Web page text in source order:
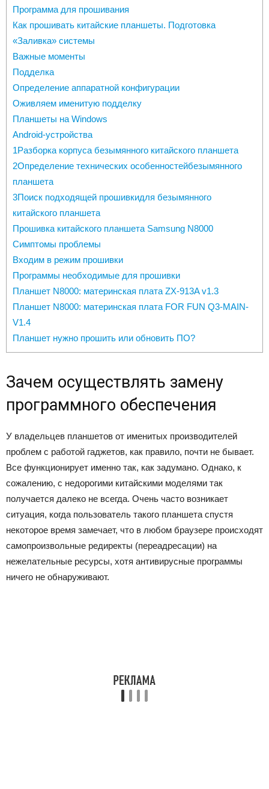
Программа для прошивания
Как прошивать китайские планшеты. Подготовка
«Заливка» системы
Важные моменты
Подделка
Определение аппаратной конфигурации
Оживляем именитую подделку
Планшеты на Windows
Android-устройства
1Разборка корпуса безымянного китайского планшета
2Определение технических особенностейбезымянного
планшета
3Поиск подходящей прошивкидля безымянного
китайского планшета
Прошивка китайского планшета Samsung N8000
Симптомы проблемы
Входим в режим прошивки
Программы необходимые для прошивки
Планшет N8000: материнская плата ZX-913A v1.3
Планшет N8000: материнская плата FOR FUN Q3-MAIN-
V1.4
Планшет нужно прошить или обновить ПО?
Зачем осуществлять замену
программного обеспечения
У владельцев планшетов от именитых производителей
проблем с работой гаджетов, как правило, почти не бывает.
Все функционирует именно так, как задумано. Однако, к
сожалению, с недорогими китайскими моделями так
получается далеко не всегда. Очень часто возникает
ситуация, когда пользователь такого планшета спустя
некоторое время замечает, что в любом браузере происходят
самопроизвольные редиректы (переадресации) на
нежелательные ресурсы, хотя антивирусные программы
ничего не обнаруживают.